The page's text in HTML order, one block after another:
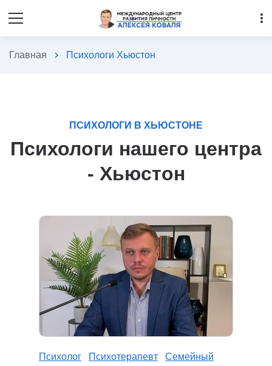
more_vert
Главная chevron_right Психологи Хьюстон
ПСИХОЛОГИ В ХЬЮСТОНЕ
Психологи нашего центра
- Хьюстон
Психолог Психотерапевт
Семейный